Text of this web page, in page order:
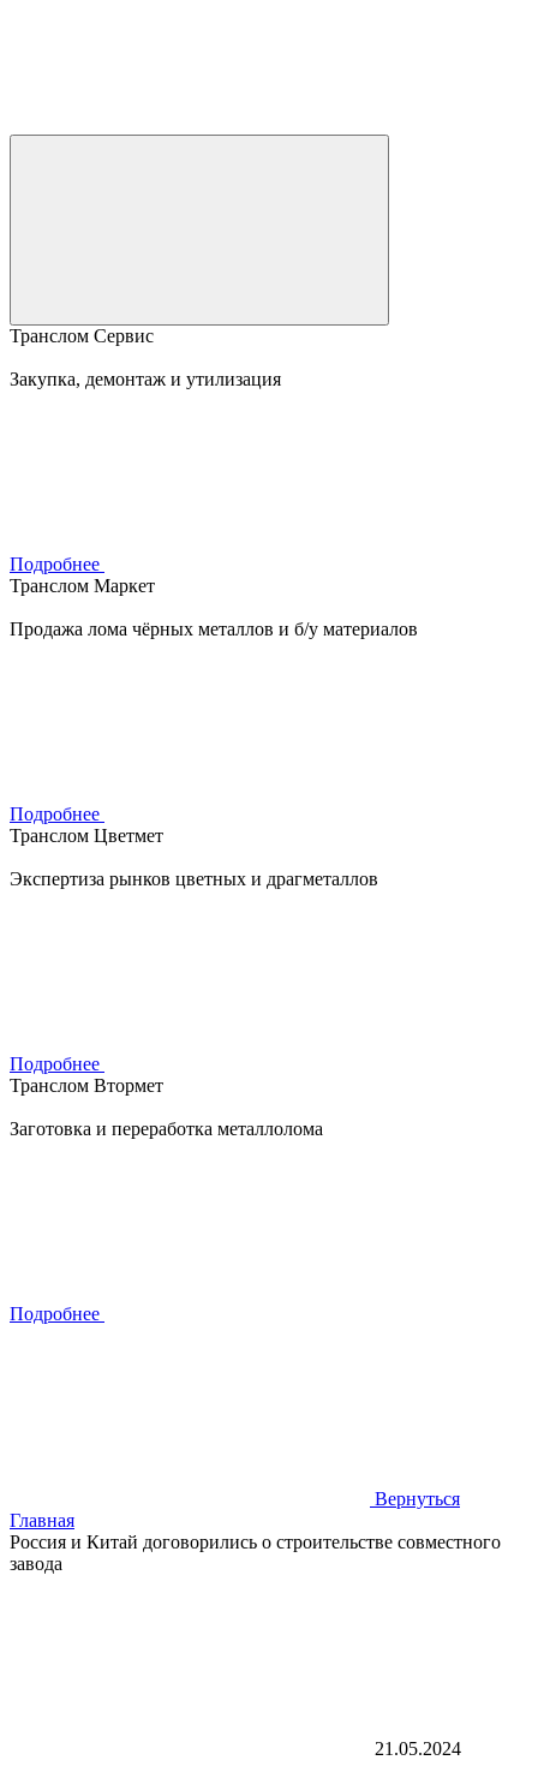
Транслом Сервис
Закупка, демонтаж и утилизация
Подробнее
Транслом Маркет
Продажа лома чёрных металлов и б/у материалов
Подробнее
Транслом Цветмет
Экспертиза рынков цветных и драгметаллов
Подробнее
Транслом Втормет
Заготовка и переработка металлолома
Подробнее
Вернуться
Главная
Россия и Китай договорились о строительстве совместного
завода
21.05.2024